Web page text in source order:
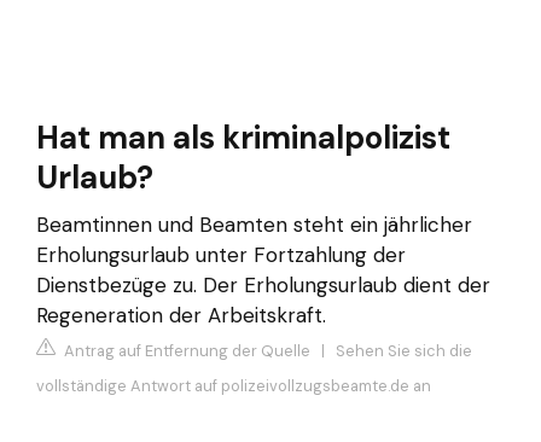
Hat man als kriminalpolizist
Urlaub?
Beamtinnen und Beamten steht ein jährlicher
Erholungsurlaub unter Fortzahlung der
Dienstbezüge zu. Der Erholungsurlaub dient der
Regeneration der Arbeitskraft.
Antrag auf Entfernung der Quelle | Sehen Sie sich die
vollständige Antwort auf polizeivollzugsbeamte.de an